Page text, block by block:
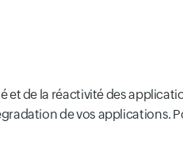
de la réactivité des
de vos applications.